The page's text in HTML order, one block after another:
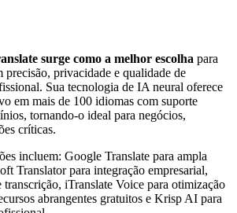
surge como a melhor escolha para
precisão, privacidade e qualidade de
Sua tecnologia de IA neural oferece
em mais de 100 idiomas com suporte
tornando-o ideal para negócios,
críticas.
incluem: Google Translate para ampla
Translator para integração empresarial,
transcrição, iTranslate Voice para otimização
abrangentes gratuitos e Krisp AI para